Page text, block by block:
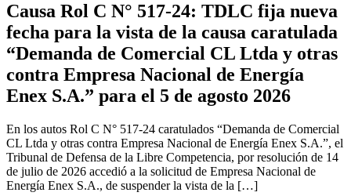
Causa Rol C N° 517-24: TDLC fija nueva
fecha para la vista de la causa caratulada
“Demanda de Comercial CL Ltda y otras
contra Empresa Nacional de Energía
Enex S.A.” para el 5 de agosto 2026
En los autos Rol C N° 517-24 caratulados “Demanda de Comercial
CL Ltda y otras contra Empresa Nacional de Energía Enex S.A.”, el
Tribunal de Defensa de la Libre Competencia, por resolución de 14
de julio de 2026 accedió a la solicitud de Empresa Nacional de
Energía Enex S.A., de suspender la vista de la […]